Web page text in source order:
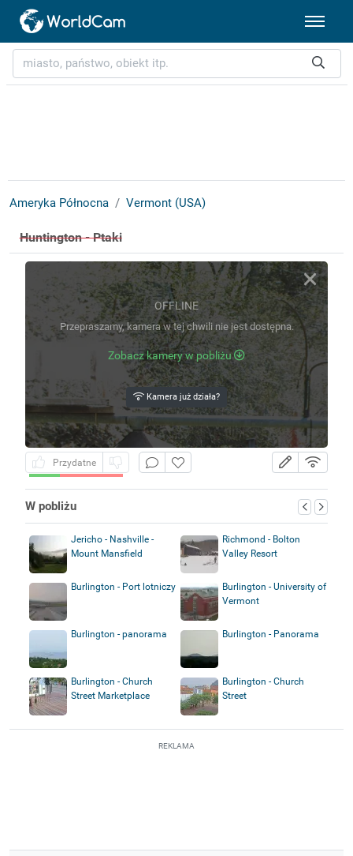
Ameryka Północna Vermont (USA)
Huntington - Ptaki
OFFLINE
Przepraszamy, kamera w tej chwili nie jest dostępna.
Zobacz kamery w pobliżu
Kamera już działa?
Przydatne
W pobliżu
Jericho - Nashville -
Mount Mansfield
Richmond - Bolton
Valley Resort
Burlington - Port lotniczy
Burlington - University of
Vermont
Burlington - panorama Burlington - Panorama
Burlington - Church
Street Marketplace
Burlington - Church
Street
REKLAMA